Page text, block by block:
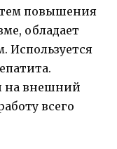
повышения
обладает
Используется
на внешний
всего